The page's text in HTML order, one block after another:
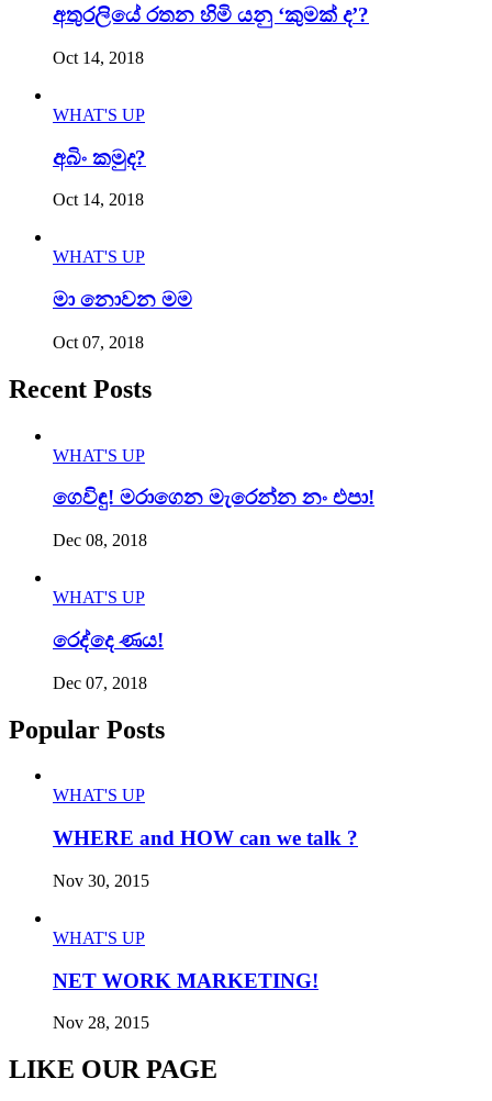
අතුරලියේ රතන හිමි යනු ‘කුමක් ද’?
Oct 14, 2018
WHAT'S UP
අබිං කමුද?
Oct 14, 2018
WHAT'S UP
මා නොවන මම
Oct 07, 2018
Recent Posts
WHAT'S UP
ගෙවිඳු! මරාගෙන මැරෙන්න නං එපා!
Dec 08, 2018
WHAT'S UP
රෙද්දෙ ණය!
Dec 07, 2018
Popular Posts
WHAT'S UP
WHERE and HOW can we talk ?
Nov 30, 2015
WHAT'S UP
NET WORK MARKETING!
Nov 28, 2015
LIKE OUR PAGE